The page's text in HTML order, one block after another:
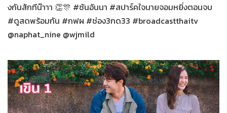
งกันสักทีน๊าาา 👏🎊 #ซันอันนา #สปาร์คใจนายจอมหยิ่งตอนจบ
#ดูสดพร้อมกัน #กฟผ #ช่อง3กด33 #broadcastthaitv
@naphat_nine @wjmild